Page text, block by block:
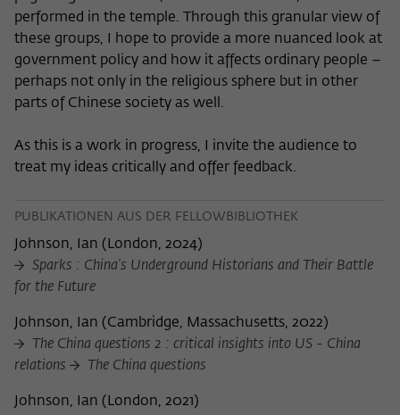
performed in the temple. Through this granular view of
these groups, I hope to provide a more nuanced look at
government policy and how it affects ordinary people –
perhaps not only in the religious sphere but in other
parts of Chinese society as well.
As this is a work in progress, I invite the audience to
treat my ideas critically and offer feedback.
PUBLIKATIONEN AUS DER FELLOWBIBLIOTHEK
Johnson, Ian ( London, 2024)
Sparks : China's Underground Historians and Their Battle
for the Future
Johnson, Ian (Cambridge, Massachusetts, 2022)
The China questions 2 : critical insights into US - China
relations
The China questions
Johnson, Ian ( London, 2021)